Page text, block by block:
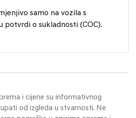
samo na vozila s
potvrdi o sukladnosti (COC).
i cijene su informativnog
od izgleda u stvarnosti. Ne